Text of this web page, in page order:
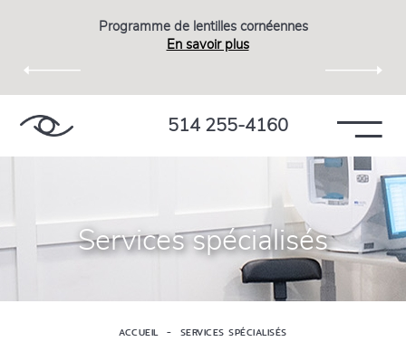
Programme de lentilles cornéennes
En savoir plus
514 255-4160
Services spécialisés
ACCUEIL SERVICES SPÉCIALISÉS